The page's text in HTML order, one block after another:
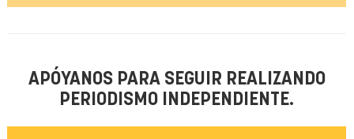
APÓYANOS PARA SEGUIR REALIZANDO
PERIODISMO INDEPENDIENTE.